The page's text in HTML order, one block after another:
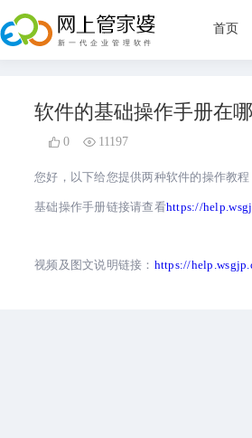
首页
软件的基础操作手册在
0 11197
您好，以下给您提供两种软件的操作教程
基础操作手册链接请查看https://
视频及图文说明链接： https://